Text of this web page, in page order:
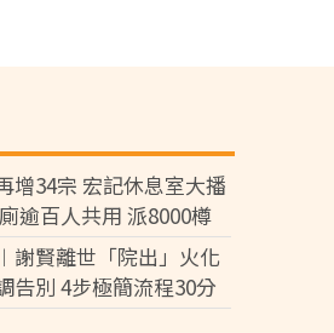
增34宗 宏記休息室大播
逾百人共用 派8000樽
謝賢離世「院出」火化
告別 4步極簡流程30分
適用1類病人【附全港